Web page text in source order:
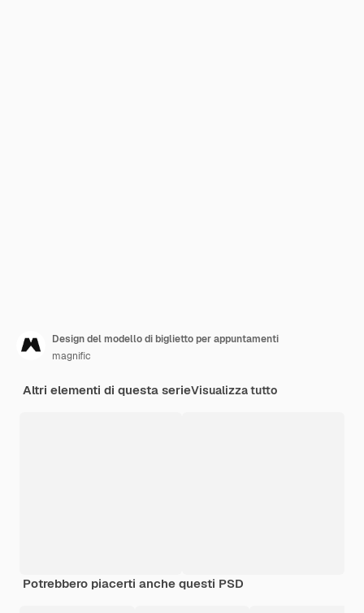
Design del modello di biglietto per appuntamenti
magnific
Altri elementi di questa serieVisualizza tutto
Potrebbero piacerti anche questi PSD